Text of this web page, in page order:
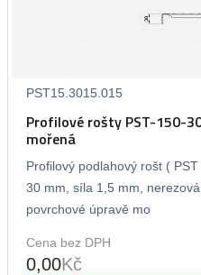
PST15.3015.015
Profilové rošty PST-150-
mořená
Profilový podlahový rošt (
30 mm, síla 1,5 mm,
povrchové úpravě mo
Cena bez DPH
0,00Kč